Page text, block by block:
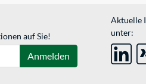
auf Sie!
Anmelden
Aktuelle
unter: